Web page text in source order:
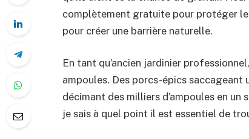
complètement gratuite pour protéger
pour créer une barrière naturelle.
En tant qu’ancien jardinier
ampoules. Des porcs-épics
décimant des milliers d’ampoules en
je sais à quel point il est essentiel de